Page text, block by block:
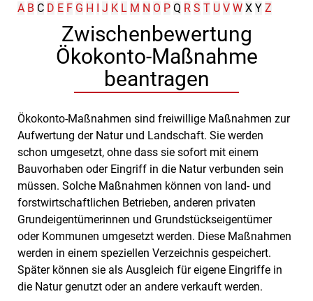
A B C D E F G H I J K L M N O P Q R S T U V W X Y Z
Zwischenbewertung
Ökokonto-Maßnahme
beantragen
Ökokonto-Maßnahmen sind freiwillige Maßnahmen zur
Aufwertung der Natur und Landschaft. Sie werden
schon umgesetzt, ohne dass sie sofort mit einem
Bauvorhaben oder Eingriff in die Natur verbunden sein
müssen. Solche Maßnahmen können von land- und
forstwirtschaftlichen Betrieben, anderen privaten
Grundeigentümerinnen und Grundstückseigentümer
oder Kommunen umgesetzt werden. Diese Maßnahmen
werden in einem speziellen Verzeichnis gespeichert.
Später können sie als Ausgleich für eigene Eingriffe in
die Natur genutzt oder an andere verkauft werden.